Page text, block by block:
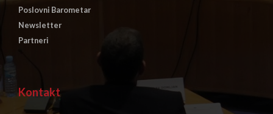
Poslovni Barometar
Newsletter
Partneri
Kontakt